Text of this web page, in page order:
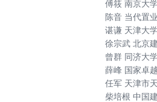
傅筱 南京大
陈音 当代置
谌谦 天津大
徐宗武 北京
曾群 同济大
薛峰 国家卓
任军 天津市
柴培根 中国